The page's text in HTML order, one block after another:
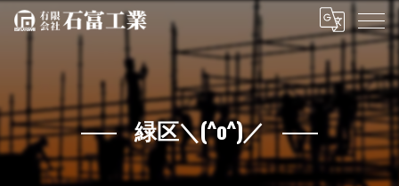
緑区＼(^o^)／